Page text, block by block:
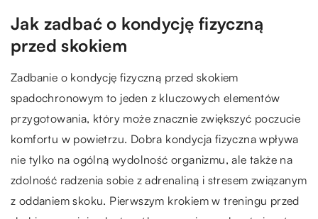
Jak zadbać o kondycję fizyczną
przed skokiem
Zadbanie o kondycję fizyczną przed skokiem
spadochronowym to jeden z kluczowych elementów
przygotowania, który może znacznie zwiększyć poczucie
komfortu w powietrzu. Dobra kondycja fizyczna wpływa
nie tylko na ogólną wydolność organizmu, ale także na
zdolność radzenia sobie z adrenaliną i stresem związanym
z oddaniem skoku. Pierwszym krokiem w treningu przed